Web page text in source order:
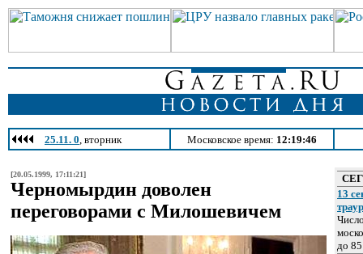
25.11. 0, вторник Московское время: 12:19:46
[20.05.1999, 17:11:21]
Черномырдин доволен
переговорами с Милошевичем
13
до 85